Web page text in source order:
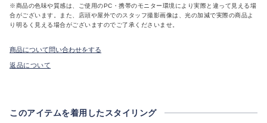
※商品の色味や質感は、ご使用のPC・携帯のモニター環境により実際と違って見える場
合がございます。また、店頭や屋外でのスタッフ撮影画像は、光の加減で実際の商品よ
り明るく見える場合がございますのでご了承くださいませ。
商品について問い合わせをする
返品について
このアイテムを着用したスタイリング